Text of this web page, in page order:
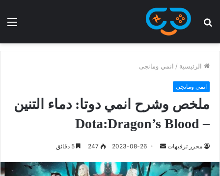
الرئيسية / انمي ومانجى
انمي ومانجى
ملخص وشرح انمي دوتا: دماء التنين
– Dota:Dragon’s Blood
محرر ترفيهات 2023-08-26
247